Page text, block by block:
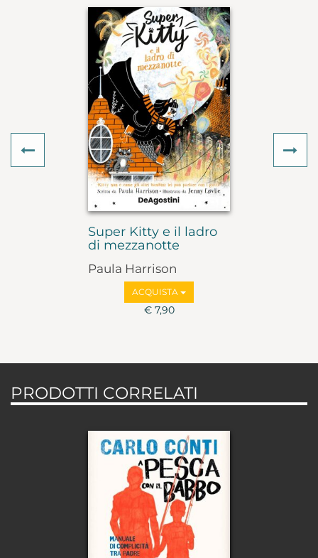
Super Kitty e il ladro
di mezzanotte
Paula Harrison
ACQUISTA
€ 7,90
Previous
PRODOTTI CORRELATI